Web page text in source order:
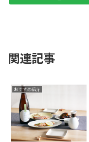
関連記事
おすすめ紹介